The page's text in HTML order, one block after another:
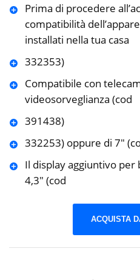
Prima di procedere
compatibilità
installati nella tua casa
332353)
Compatibile con
videosorveglianza (cod
391438)
332253) oppure di 7″
Il display aggiuntivo
4,3″ (cod
ACQUISTA